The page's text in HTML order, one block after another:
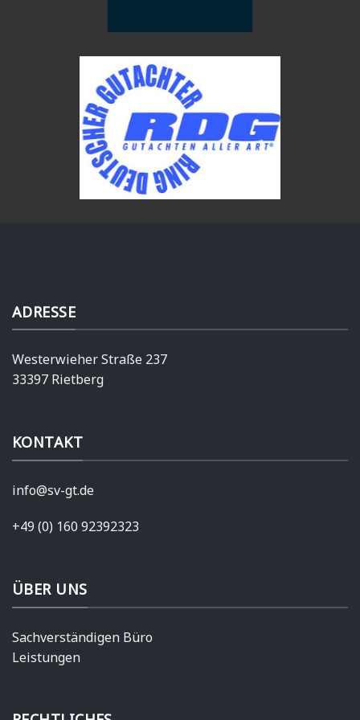
ADRESSE
Westerwieher Straße 237
33397 Rietberg
KONTAKT
info@sv-gt.de
+49 (0) 160 92392323
ÜBER UNS
Sachverständigen Büro
Leistungen